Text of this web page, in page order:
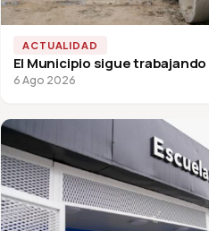
ACTUALIDAD
El Municipio sigue
6 Ago 2026